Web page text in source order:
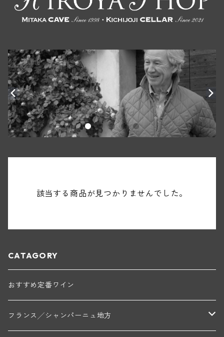
該当する商品が見つかりませんでした。
CATAGORY
おすすめ定番ワイン
フランス╱シャンパーニュ地方